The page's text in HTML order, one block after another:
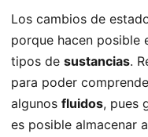
Los cambios de
porque hacen posible
tipos de sustancias.
para poder
algunos fluidos, pues
es posible almacenar